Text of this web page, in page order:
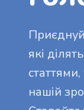
які
нашій